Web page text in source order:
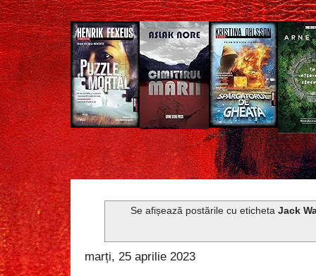
Se afișează postările cu eticheta Jack
marți, 25 aprilie 2023